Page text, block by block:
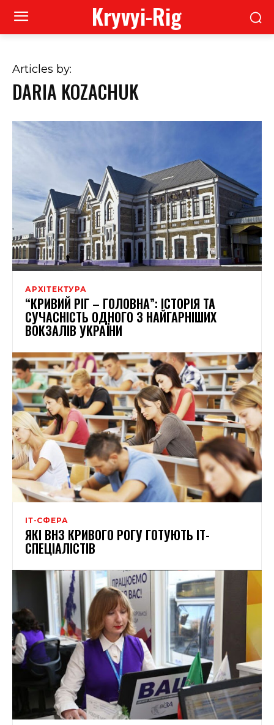
Kryvyi-Rig
Articles by:
DARIA KOZACHUK
АРХІТЕКТУРА
“КРИВИЙ РІГ – ГОЛОВНА”: ІСТОРІЯ ТА
СУЧАСНІСТЬ ОДНОГО З НАЙГАРНІШИХ
ВОКЗАЛІВ УКРАЇНИ
ІТ-СФЕРА
ЯКІ ВНЗ КРИВОГО РОГУ ГОТУЮТЬ ІТ-
СПЕЦІАЛІСТІВ